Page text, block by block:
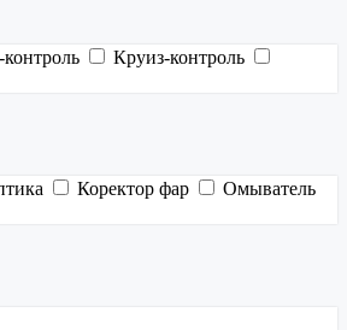
Круиз-контроль
Коректор фар
Омыватель